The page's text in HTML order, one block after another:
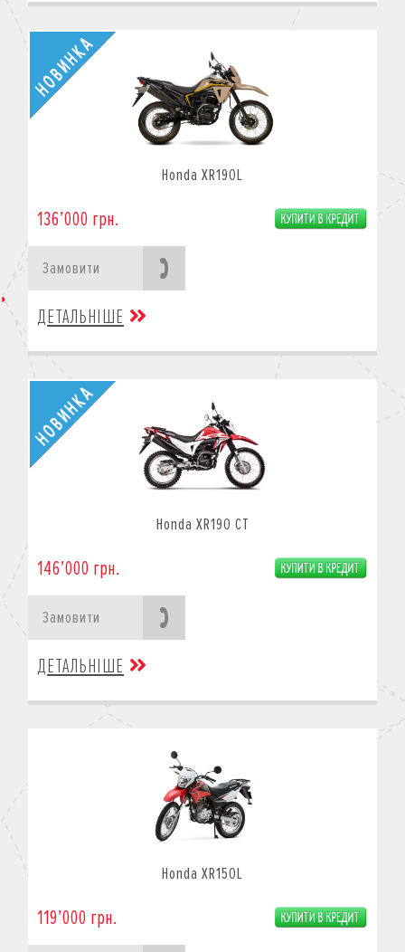
Honda XR190L
136’000 грн.
Замовити
ДЕТАЛЬНІШЕ
Honda XR190 CT
146’000 грн.
Замовити
ДЕТАЛЬНІШЕ
Honda XR150L
119’000 грн.